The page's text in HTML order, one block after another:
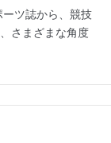
ツ誌から、競技
さまざまな角度